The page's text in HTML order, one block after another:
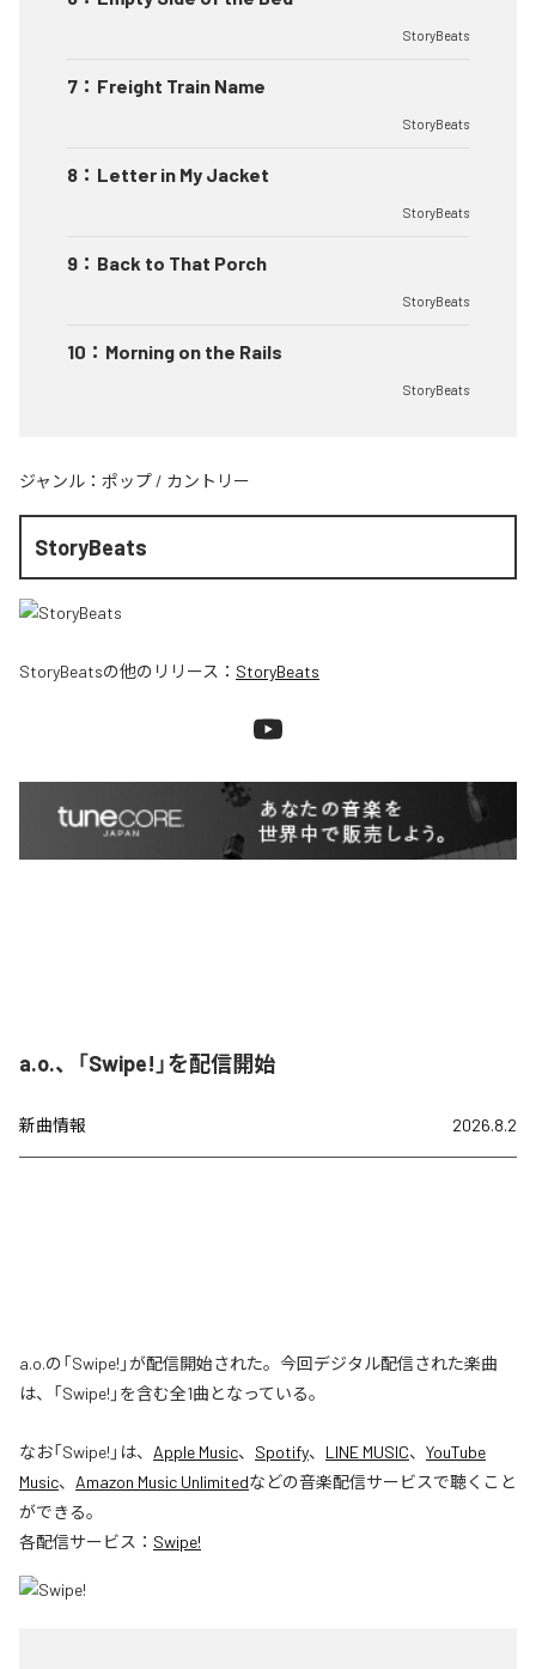
StoryBeats
7 ： Freight Train Name
StoryBeats
8 ： Letter in My Jacket
StoryBeats
9 ： Back to That Porch
StoryBeats
10 ： Morning on the Rails
StoryBeats
ジャンル： ポップ / カントリー
StoryBeats
StoryBeatsの他のリリース： StoryBeats
a.o.、「Swipe!」を配信開始
新曲情報 2026.8.2
a.o.の「Swipe!」が配信開始された。今回デジタル配信された楽曲
は、「Swipe!」を含む全1曲となっている。
なお「Swipe! 」は、 Apple Music、 Spotify、 LINE MUSIC、 YouTube
Music、 Amazon Music Unlimitedなどの音楽配信サービスで聴くこと
ができる。
各配信サービス： Swipe!